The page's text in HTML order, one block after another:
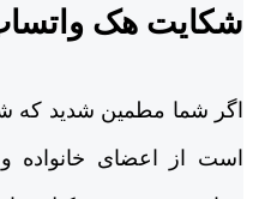
شکایت هک
اگر شما مطمین شدید که
است از اعضای خانواده و